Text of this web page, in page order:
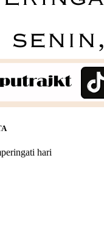
hari